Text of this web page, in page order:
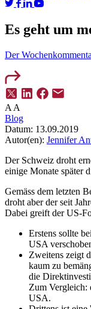
Es geht um
Der
A A
Blog
Datum: 13.09.2019
Autor(en): Jennifer
Der Schweiz droht
einige Monate später
Gemäss dem letzten
droht aber der seit
Dabei greift der US-
Erstens sollte
USA
Zweitens zeigt
kaum zu
die
Zum Vergleich:
USA.